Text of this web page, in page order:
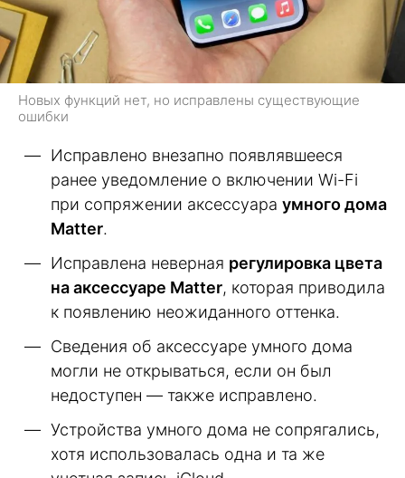
Новых функций нет, но исправлены существующие
ошибки
Исправлено внезапно появлявшееся
ранее уведомление о включении Wi-Fi
при сопряжении аксессуара умного дома
Matter.
Исправлена неверная регулировка цвета
на аксессуаре Matter, которая приводила
к появлению неожиданного оттенка.
Сведения об аксессуаре умного дома
могли не открываться, если он был
недоступен — также исправлено.
Устройства умного дома не сопрягались,
хотя использовалась одна и та же